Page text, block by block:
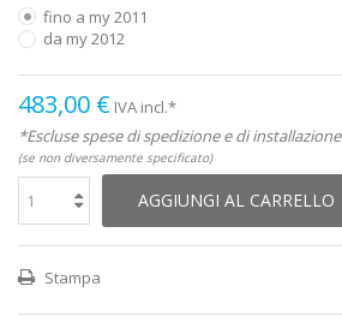
fino a my 2011
da my 2012
483,00 € IVA incl.*
*Escluse spese di spedizione e di installazione
(se non diversamente specificato)
AGGIUNGI AL CARRELLO
Stampa